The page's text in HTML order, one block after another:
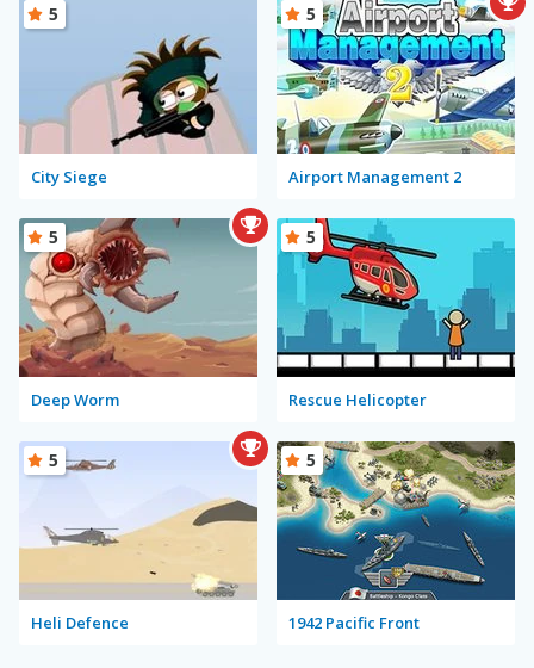
City Siege
5
Airport Management 2
5
Deep Worm
5
Rescue Helicopter
5
Heli Defence
5
1942 Pacific Front
5